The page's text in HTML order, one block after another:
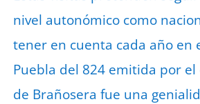
nivel autonómico como
tener en cuenta cada año en
Puebla del 824 emitida por
de Brañosera fue una